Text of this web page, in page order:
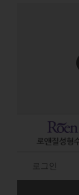
로그인